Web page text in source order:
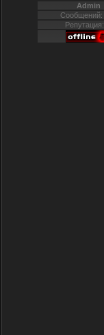
Admin
Сообщений:
Репутация: